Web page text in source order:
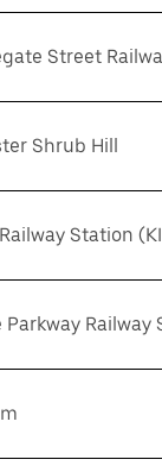
Street
Shrub Hill
Station
Railway